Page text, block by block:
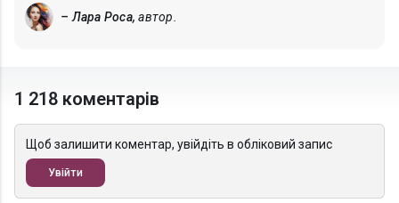
– Лара Роса, автор.
1 218 коментарів
Щоб залишити коментар, увійдіть в обліковий запис
Увійти